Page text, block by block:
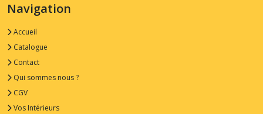
Navigation
Accueil
Catalogue
Contact
Qui sommes nous ?
CGV
Vos Intérieurs